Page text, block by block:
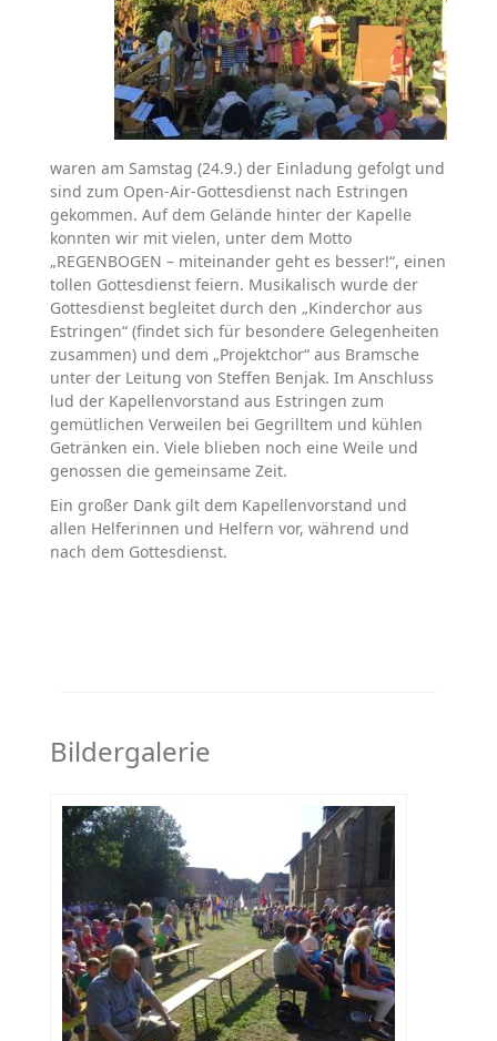
waren am Samstag (24.9.) der Einladung gefolgt und
sind zum Open-Air-Gottesdienst nach Estringen
gekommen. Auf dem Gelände hinter der Kapelle
konnten wir mit vielen, unter dem Motto
„REGENBOGEN – miteinander geht es besser!“, einen
tollen Gottesdienst feiern. Musikalisch wurde der
Gottesdienst begleitet durch den „Kinderchor aus
Estringen“ (findet sich für besondere Gelegenheiten
zusammen) und dem „Projektchor“ aus Bramsche
unter der Leitung von Steffen Benjak. Im Anschluss
lud der Kapellenvorstand aus Estringen zum
gemütlichen Verweilen bei Gegrilltem und kühlen
Getränken ein. Viele blieben noch eine Weile und
genossen die gemeinsame Zeit.
Ein großer Dank gilt dem Kapellenvorstand und
allen Helferinnen und Helfern vor, während und
nach dem Gottesdienst.
Bildergalerie